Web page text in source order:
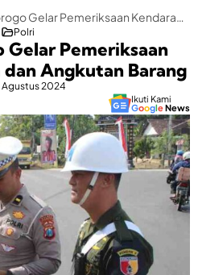
Polres Ponorogo Gelar Pemeriksaan Kendaraan Umum dan Angkutan Barang
Polri
Gelar Pemeriksaan
Angkutan Barang
Agustus 2024
Ikuti Kami
GoogleNews